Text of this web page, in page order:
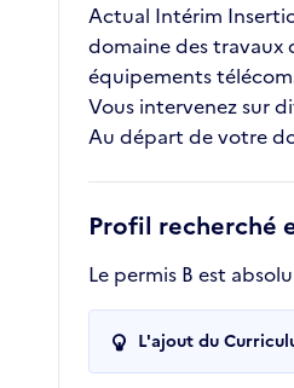
Actual Intérim
domaine des travaux
équipements
Vous intervenez sur
Au départ de votre
Profil recherché
Le permis B est
L'ajout du